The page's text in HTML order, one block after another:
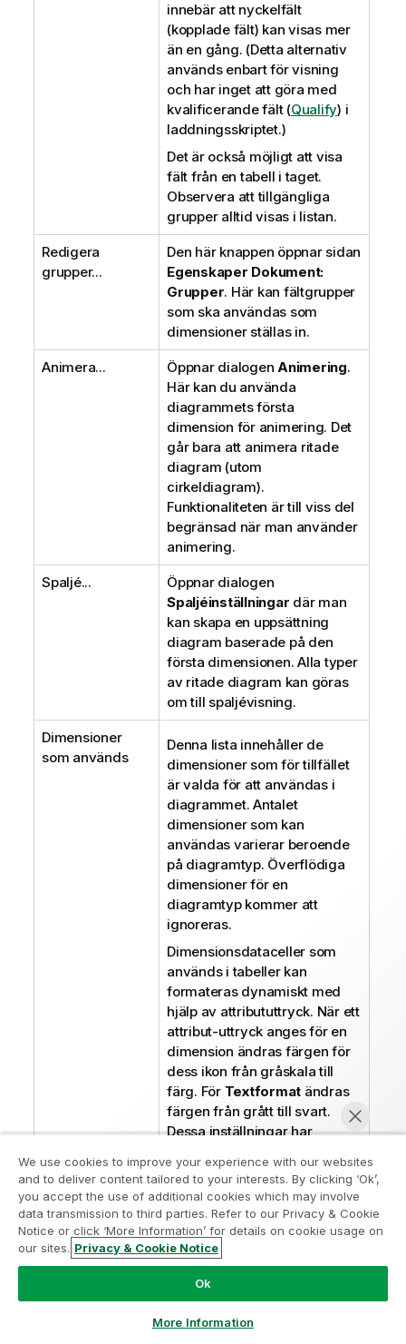
innebär att nyckelfält
(kopplade fält) kan visas mer
än en gång. (Detta alternativ
används enbart för visning
och har inget att göra med
kvalificerande fält (Qualify) i
laddningsskriptet.)
Det är också möjligt att visa
fält från en tabell i taget.
Observera att tillgängliga
grupper alltid visas i listan.
Redigera
grupper...
Den här knappen öppnar sidan
Egenskaper Dokument:
Grupper. Här kan fältgrupper
som ska användas som
dimensioner ställas in.
Animera... Öppnar dialogen Animering.
Här kan du använda
diagrammets första
dimension för animering. Det
går bara att animera ritade
diagram (utom
cirkeldiagram).
Funktionaliteten är till viss del
begränsad när man använder
animering.
Spaljé...
Öppnar dialogen
Spaljéinställningar där man
kan skapa en uppsättning
diagram baserade på den
första dimensionen. Alla typer
av ritade diagram kan göras
om till spaljévisning.
Dimensioner
som används
Denna lista innehåller de
dimensioner som för tillfället
är valda för att användas i
diagrammet. Antalet
dimensioner som kan
användas varierar beroende
på diagramtyp. Överflödiga
dimensioner för en
diagramtyp kommer att
ignoreras.
Dimensionsdataceller som
används i tabeller kan
formateras dynamiskt med
hjälp av attribututtryck. När ett
attribut-uttryck anges för en
dimension ändras färgen för
dess ikon från gråskala till
färg. För Textformat ändras
färgen från grått till svart.
Dessa inställningar har
diagraminställningar. Klicka
på expansionsikonen '+' som
finns framför varje dimension
för att visa dess platshållare
eller dimensionens
attribututtryck.
Bakgrundsfärg:
Dubbelklicka på
Gå med i programmet Analytics
Modernization
Modernisera utan att kompromissa med dina värdefulla
QlikView-appar med programmet för
analysmodernisering.
ampquestions@qlik.com
We use cookies to improve your experience with our websites
and to deliver content tailored to your interests. By clicking ‘Ok’,
you accept the use of additional cookies which may involve
data transmission to third parties. Refer to our Privacy & Cookie
Notice or click ‘More Information’ for details on cookie usage on
our sites. Privacy & Cookie Notice
Ok
More Information